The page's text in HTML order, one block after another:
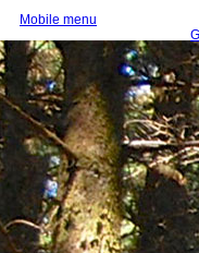
Mobile menu